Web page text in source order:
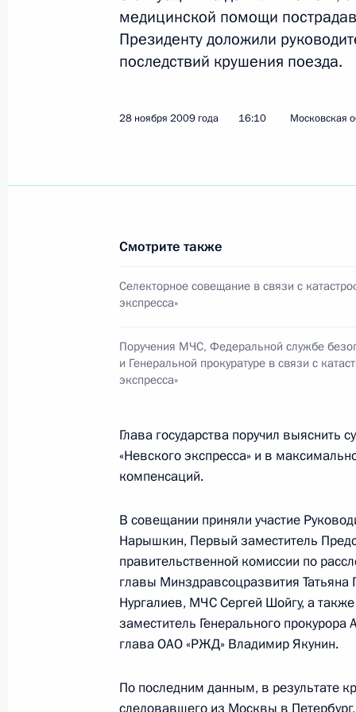
Президент подписал закон о
о тарифных преференциях
Казахстана и Белоруссии
Антоном Дроздовым
Юридическая помощь должна
30 ноября 2009 года, 14:30 Московская
Дмитрий Медведев подписал
утратившими силу отдельных
Российской Федерации»
30 ноября 2009 года, 14:20
Установлен норматив
30 ноября 2009 года, 13:30
медицинской помощи
Президенту доложили
последствий крушения поезда.
28 ноября 2009 года 16:10 Московская
Смотрите также
Селекторное совещание в связи с
экспресса»
Поручения МЧС, Федеральной службе
и Генеральной прокуратуре в связи с
экспресса»
Глава государства поручил выяснить
«Невского экспресса» и в
компенсаций.
В совещании приняли участие
Нарышкин, Первый заместитель
правительственной комиссии по
главы Минздравсоцразвития
Нургалиев, МЧС Сергей Шойгу, а
заместитель Генерального
глава ОАО «РЖД» Владимир Якунин.
По последним данным, в результате